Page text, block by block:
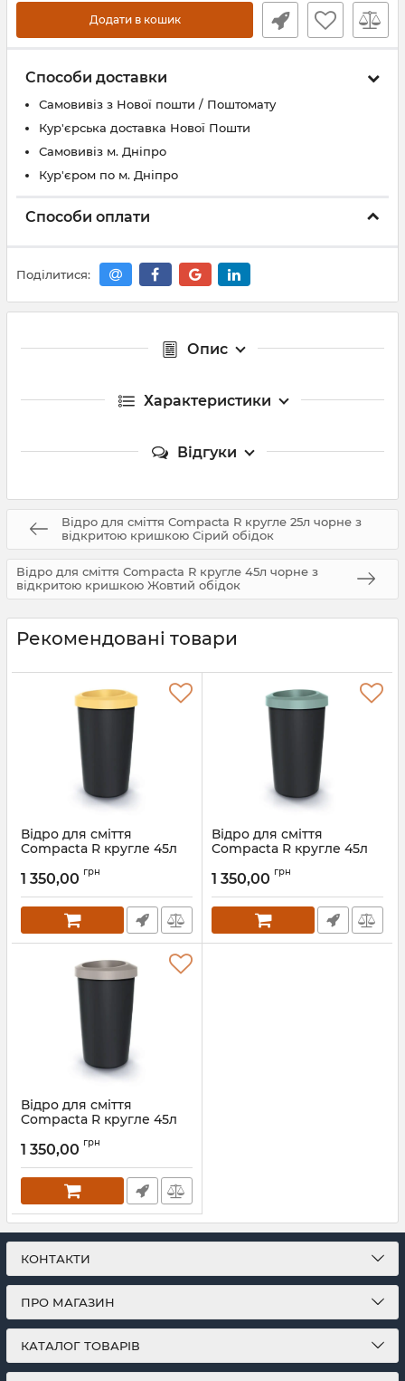
Додати в кошик
Способи доставки
Самовивіз з Нової пошти / Поштомату
Кур'єрська доставка Нової Пошти
Самовивіз м. Дніпро
Кур'єром по м. Дніпро
Способи оплати
Поділитися:
Опис
Характеристики
Відгуки
Відро для сміття Compacta R кругле 25л чорне з
відкритою кришкою Сірий обідок
Відро для сміття Compacta R кругле 45л чорне з
відкритою кришкою Жовтий обідок
Рекомендовані товари
Відро для сміття
Compacta R кругле 45л
кришкою Жовтий обідок
Артикул: 61106-1215
1 350,00 грн
Відро для сміття
Compacta R кругле 45л
кришкою Зелений
Артикул: 61106-5575
1 350,00 грн
Відро для сміття
Compacta R кругле 45л
кришкою Мокко обідок
Артикул: 61106-5
1 350,00 грн
КОНТАКТИ
ПРО МАГАЗИН
КАТАЛОГ ТОВАРІВ